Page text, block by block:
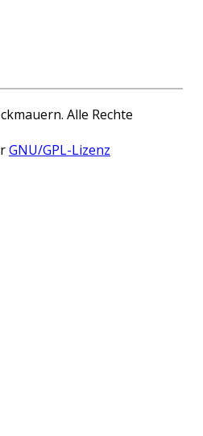
Alle Rechte
GNU/GPL-Lizenz